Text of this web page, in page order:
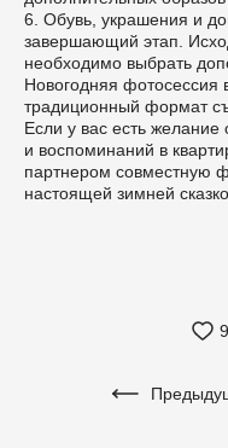
6. Обувь, украшения и
завершающий этап.
необходимо выбрать
Новогодняя фотосессия
традиционный формат
Если у вас есть желание
и воспоминаний в
партнером совместную
настоящей зимней
9